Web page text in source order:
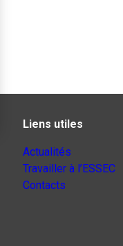
Liens utiles
Actualités
Travailler à l’ESSEC
Contacts